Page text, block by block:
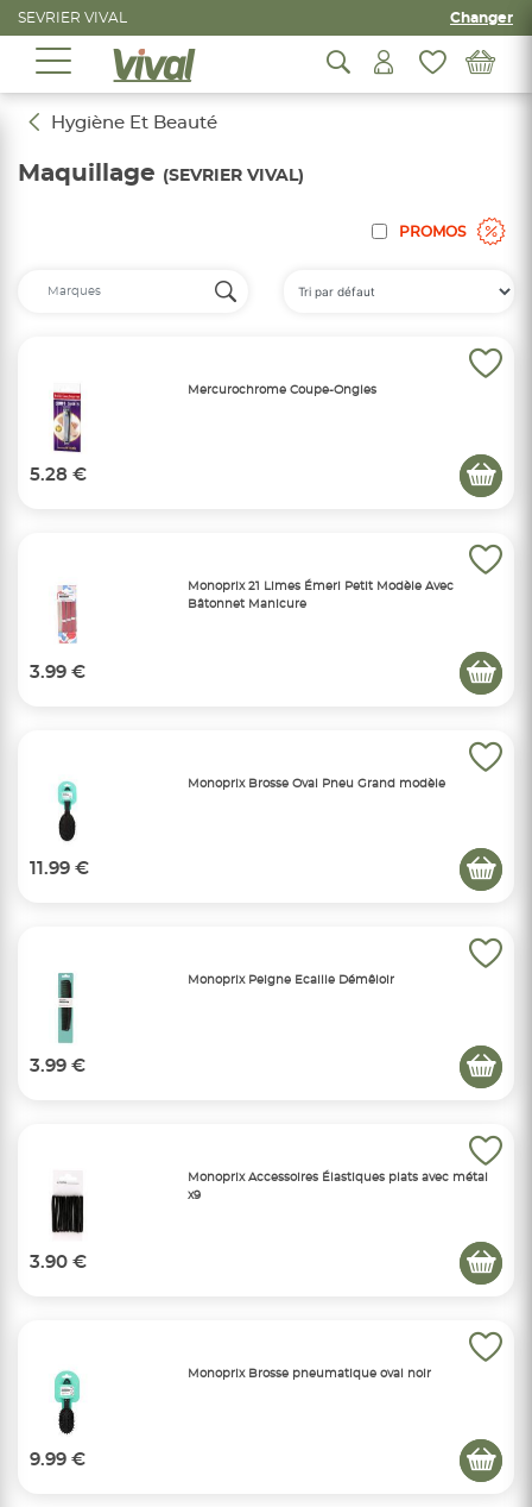
SEVRIER VIVAL Changer
Hygiène Et Beauté
Maquillage (SEVRIER VIVAL)
PROMOS
Mercurochrome Coupe-Ongles
5.28 €
Monoprix 21 Limes Émeri Petit Modèle Avec
Bâtonnet Manicure
3.99 €
Monoprix Brosse Oval Pneu Grand modèle
11.99 €
Monoprix Peigne Ecaille Démêloir
3.99 €
Monoprix Accessoires Élastiques plats avec métal
x9
3.90 €
Monoprix Brosse pneumatique oval noir
9.99 €